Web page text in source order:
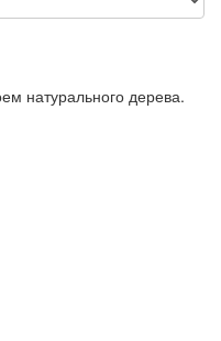
натурального дерева.